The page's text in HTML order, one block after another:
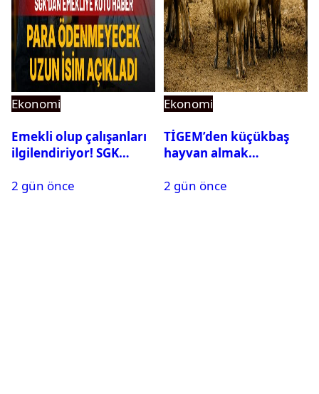
Ekonomi
Emekli olup çalışanları
ilgilendiriyor! SGK
2 gün önce
Ekonomi
TİGEM’den küçükbaş
hayvan almak
350 küçükbaş hayvan
2 gün önce